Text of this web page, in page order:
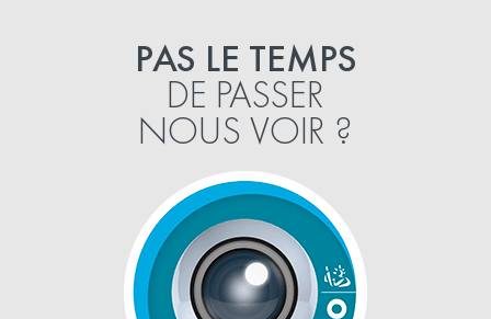
PAS LE TEMPS
DE PASSER
NOUS VOIR ?